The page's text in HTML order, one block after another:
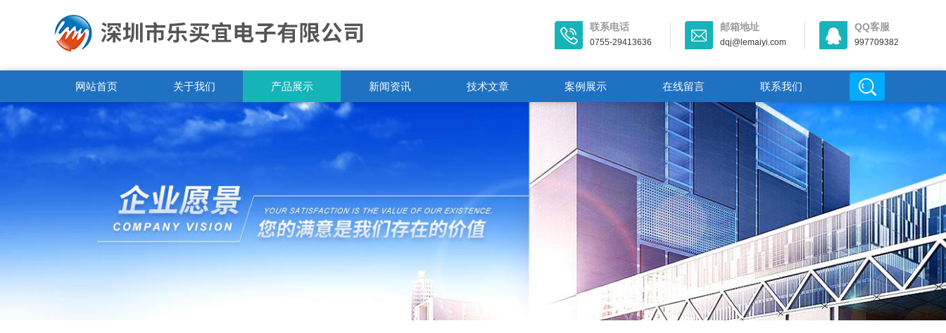
联系电话
0755-29413636
邮箱地址
dqj@lemaiyi.com
QQ客服
997709382
网站首页 关于我们 产品展示 新闻资讯 技术文章 案例展示 在线留言 联系我们